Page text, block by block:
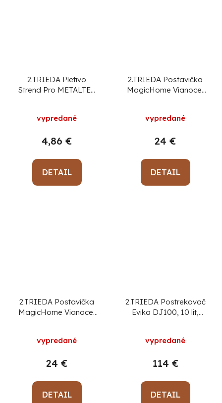
2.TRIEDA Pletivo
Strend Pro METALTEC
kompakt, ohradové
objednávka 25 m!
vypredané
4,86 €
DETAIL
2.TRIEDA Postavička
MagicHome Vianoce,
28x18,5x39,5 cm
vypredané
24 €
DETAIL
2.TRIEDA Postavička
MagicHome Vianoce,
23x20x39,5 cm
vypredané
24 €
DETAIL
2.TRIEDA Postrekovač
Evika DJ100, 10 lit,
chrbát
vypredané
114 €
DETAIL